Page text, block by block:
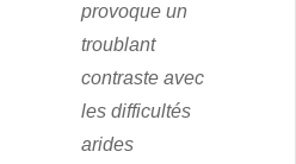
provoque un
troublant
contraste avec
les difficultés
arides